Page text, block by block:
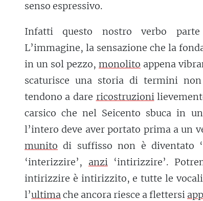
senso espressivo.
Infatti questo nostro verbo
L’immagine, la sensazione che la
in un sol pezzo, monolito appena
scaturisce una storia di termini
tendono a dare ricostruzioni
carsico che nel Seicento sbuca in
l’intero deve aver portato prima a un
munito di suffisso non è diventato
‘interizzire’, anzi‘intirizzire’.
intirizzire è intirizzito, e tutte le vocali
l’ultimache ancora riesce a flettersi